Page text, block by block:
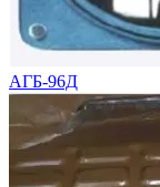
АГБ-96Д